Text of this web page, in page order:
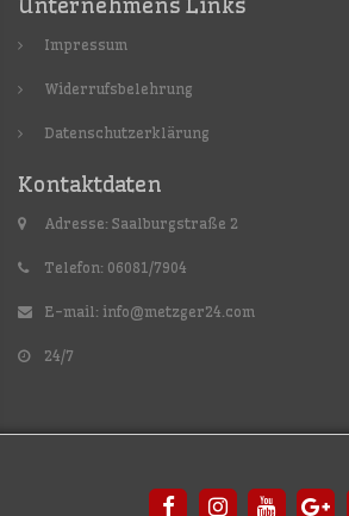
Impressum
Widerrufsbelehrung
Datenschutzerklärung
Kontaktdaten
Adresse: Saalburgstraße 2
Telefon: 06081/7904
E-mail: info@metzger24.com
24/7